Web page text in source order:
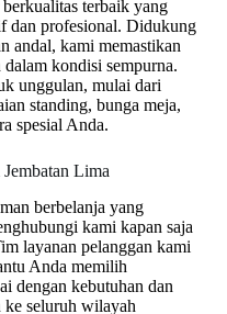
terbaik yang
dan profesional. Didukung
andal, kami memastikan
kondisi sempurna.
unggulan, mulai dari
standing, bunga meja,
spesial Anda.
Lima
berbelanja yang
kami kapan saja
layanan pelanggan kami
Anda memilih
dengan kebutuhan dan
ke seluruh wilayah